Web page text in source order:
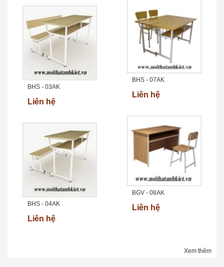
BHS - 03AK
Liên hệ
BHS - 04AK
Liên hệ
BHS - 07AK
Liên hệ
BGV - 08AK
Liên hệ
Xem thêm